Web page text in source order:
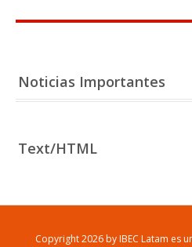
Noticias Importantes
Text/HTML
Copyright 2026 by IBEC Latam es